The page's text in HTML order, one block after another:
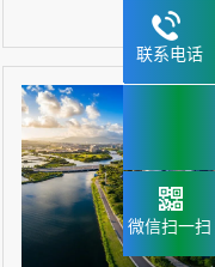
联系电话
微信扫一扫